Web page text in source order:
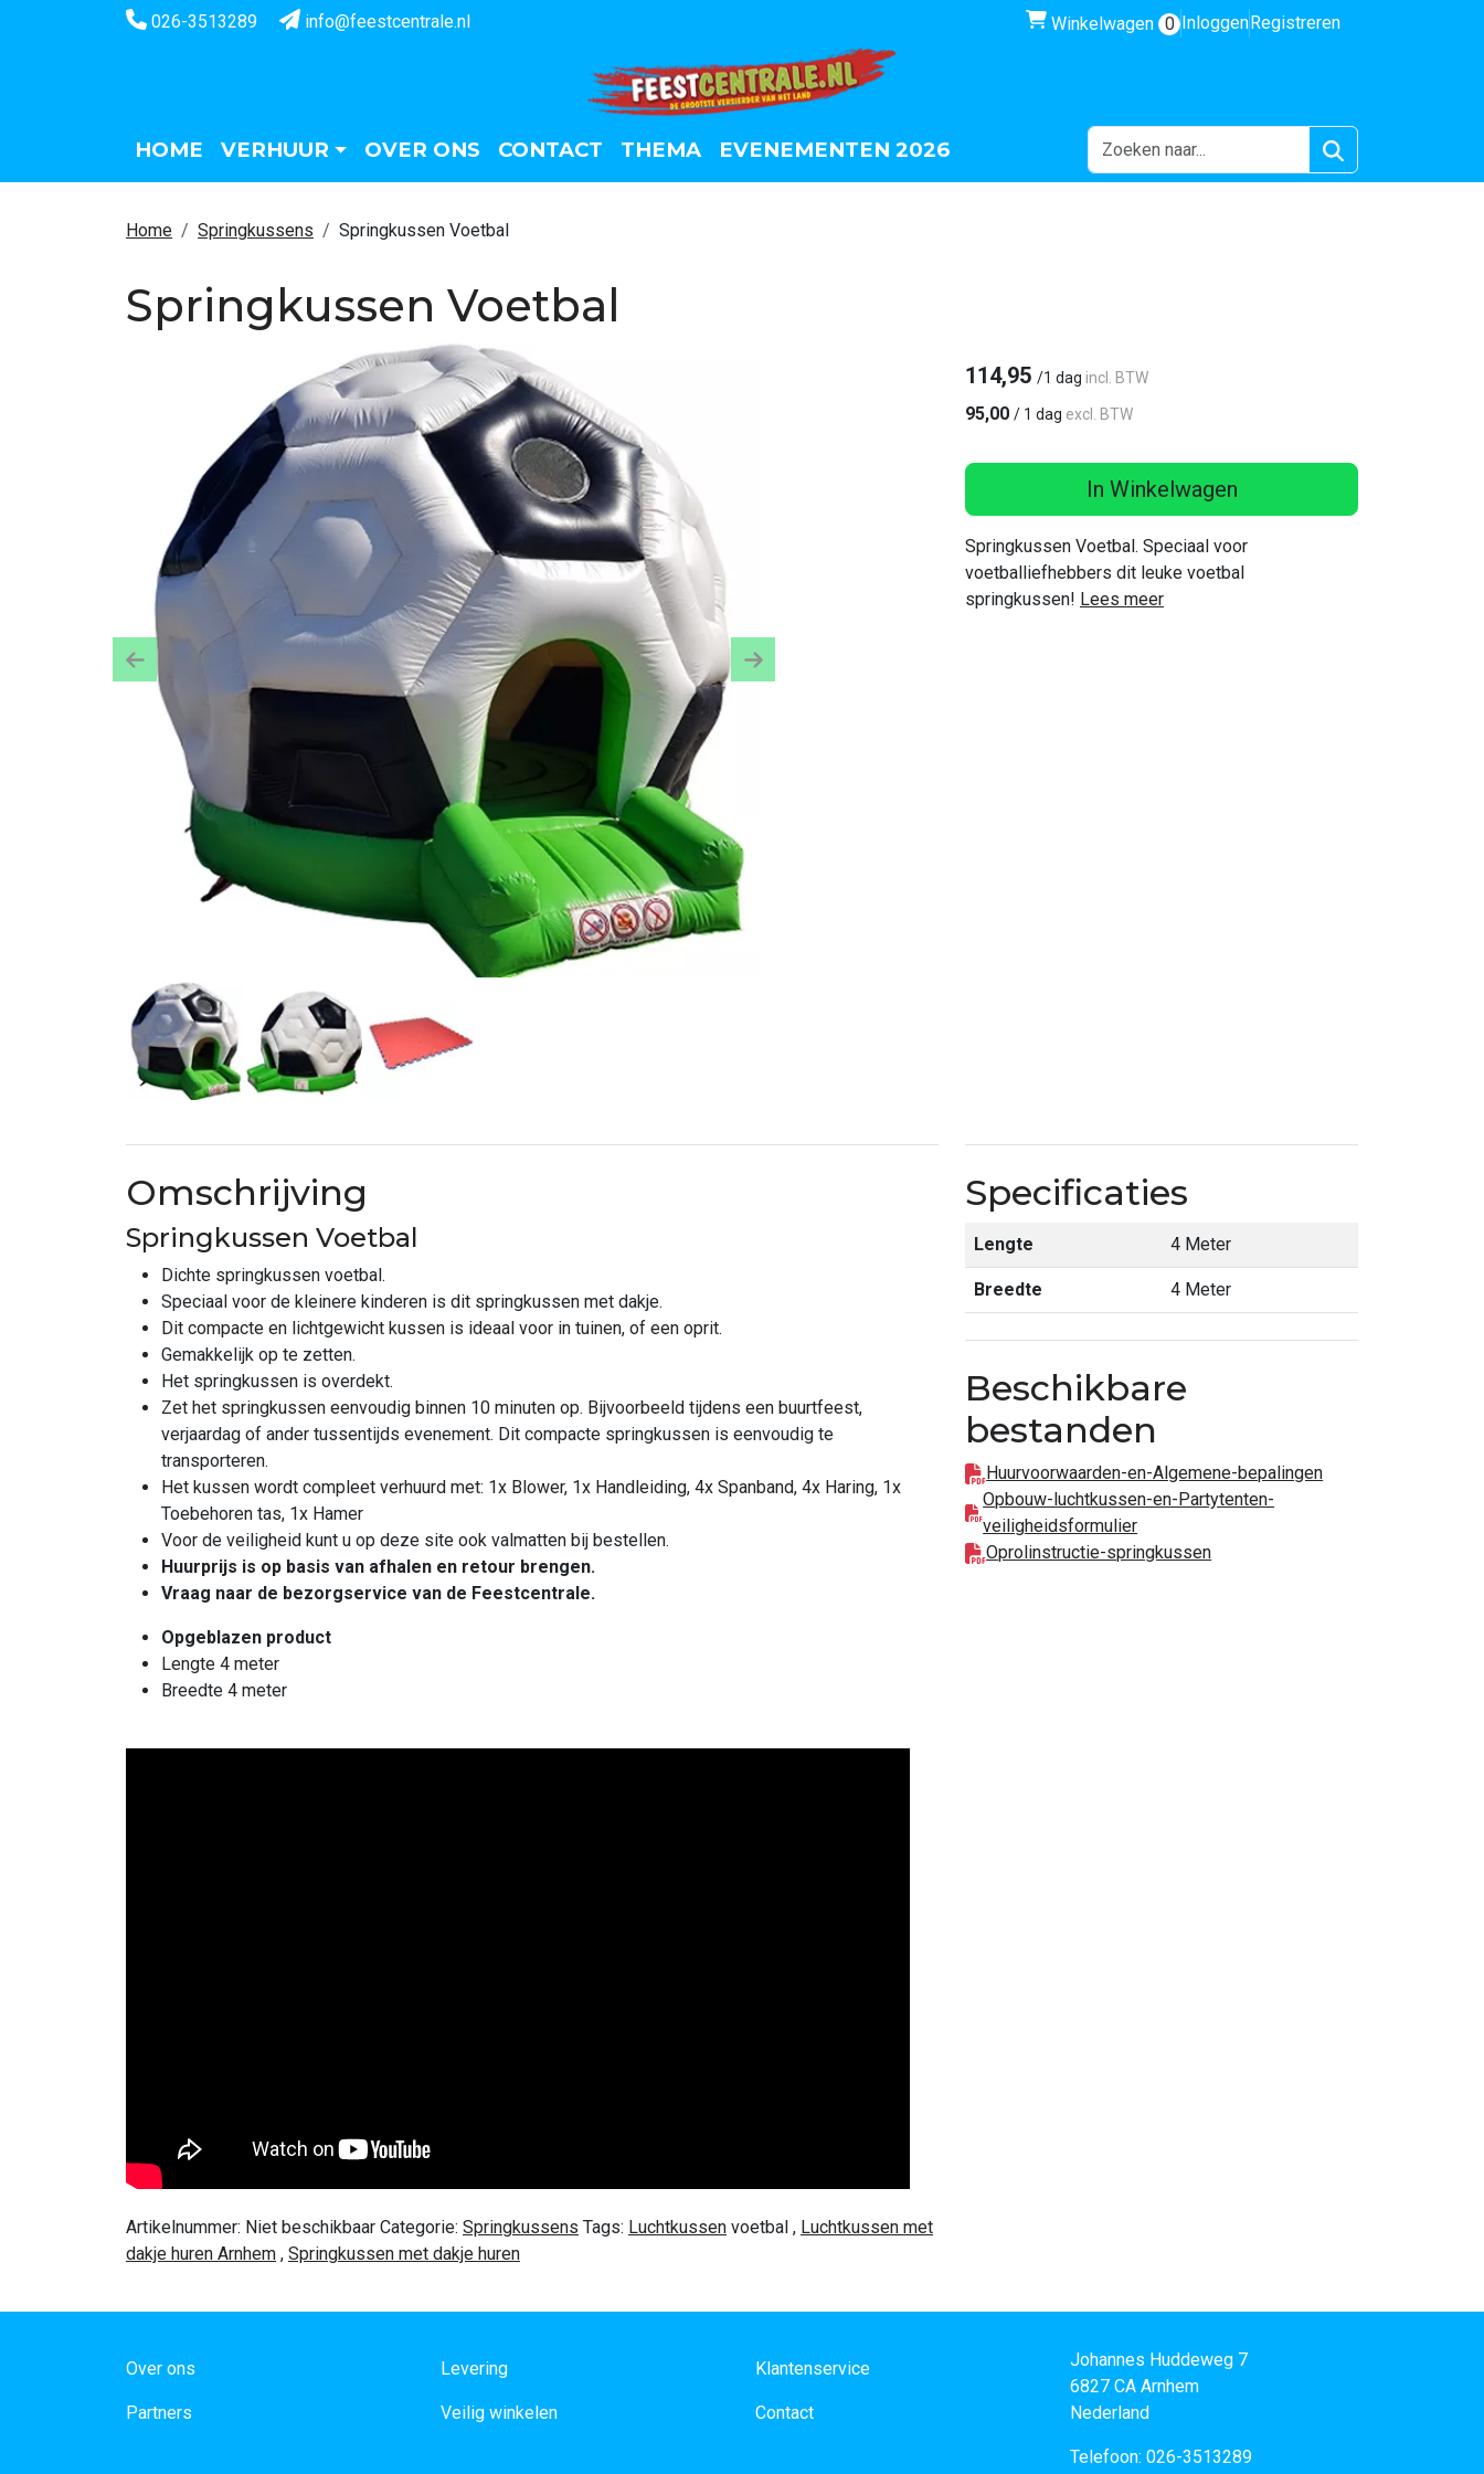
026-3513289 info@feestcentrale.nl winkelwagen
Winkelwagen 0 InloggenRegistreren
HOME VERHUUR OVER ONS CONTACT THEMA EVENEMENTEN 2026
Home Springkussens Springkussen Voetbal
Springkussen Voetbal
Previous Next
114,95 /1 dag incl. BTW
95,00 / 1 dag excl. BTW
In Winkelwagen
Springkussen Voetbal. Speciaal voor
voetballiefhebbers dit leuke voetbal
springkussen! Lees meer
Omschrijving
Springkussen Voetbal
Dichte springkussen voetbal.
Speciaal voor de kleinere kinderen is dit springkussen met dakje.
Dit compacte en lichtgewicht kussen is ideaal voor in tuinen, of een oprit.
Gemakkelijk op te zetten.
Het springkussen is overdekt.
Zet het springkussen eenvoudig binnen 10 minuten op. Bijvoorbeeld tijdens een buurtfeest,
verjaardag of ander tussentijds evenement. Dit compacte springkussen is eenvoudig te
transporteren.
Het kussen wordt compleet verhuurd met: 1x Blower, 1x Handleiding, 4x Spanband, 4x Haring, 1x
Toebehoren tas, 1x Hamer
Voor de veiligheid kunt u op deze site ook valmatten bij bestellen.
Huurprijs is op basis van afhalen en retour brengen.
Vraag naar de bezorgservice van de Feestcentrale.
Opgeblazen product
Lengte 4 meter
Breedte 4 meter
Artikelnummer: Niet beschikbaar Categorie: Springkussens Tags: Luchtkussen voetbal , Luchtkussen met
dakje huren Arnhem , Springkussen met dakje huren
Specificaties
Lengte 4 Meter
Breedte 4 Meter
Beschikbare
bestanden
Huurvoorwaarden-en-Algemene-bepalingen
Opbouw-luchtkussen-en-Partytenten-
veiligheidsformulier
Oprolinstructie-springkussen
Over ons
Partners
Levering
Veilig winkelen
Klantenservice
Contact
Johannes Huddeweg 7
6827 CA Arnhem
Nederland
Telefoon: 026-3513289